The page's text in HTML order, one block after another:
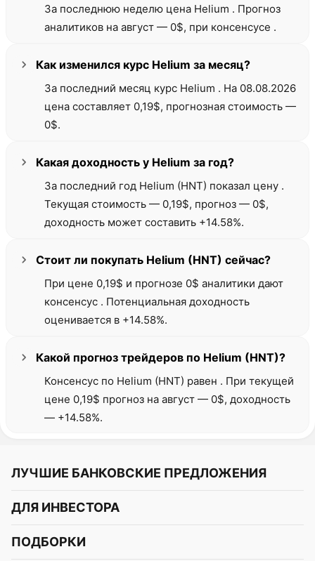
За последнюю неделю цена Helium . Прогноз
аналитиков на август — 0$, при консенсусе .
Как изменился курс Helium за месяц?
За последний месяц курс Helium . На 08.08.2026
цена составляет 0,19$, прогнозная стоимость —
0$.
Какая доходность у Helium за год?
За последний год Helium (HNT) показал цену .
Текущая стоимость — 0,19$, прогноз — 0$,
доходность может составить +14.58%.
Стоит ли покупать Helium (HNT) сейчас?
При цене 0,19$ и прогнозе 0$ аналитики дают
консенсус . Потенциальная доходность
оценивается в +14.58%.
Какой прогноз трейдеров по Helium (HNT)?
Консенсус по Helium (HNT) равен . При текущей
цене 0,19$ прогноз на август — 0$, доходность
— +14.58%.
ЛУЧШИЕ БАНКОВСКИЕ ПРЕДЛОЖЕНИЯ
Альфа-Банк
СБЕР
ДЛЯ ИНВЕСТОРА
Курс акций
ПОДБОРКИ